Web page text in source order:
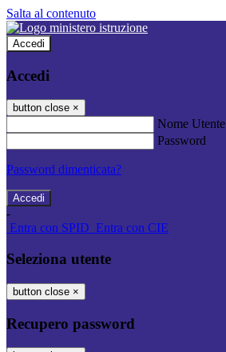
Salta al contenuto
Accedi
Accedi
button close ×
Nome Utente
Password
Password dimenticata?
-
Entra con SPID Entra con CIE
Seleziona utente
button close ×
Recupero password